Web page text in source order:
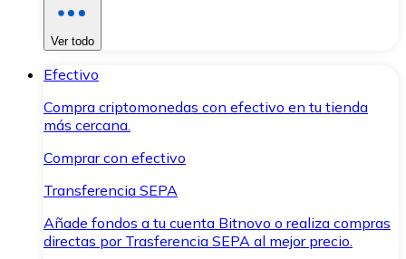
Ver todo
Efectivo
Compra criptomonedas con efectivo en tu tienda
más cercana.
Comprar con efectivo
Transferencia SEPA
Añade fondos a tu cuenta Bitnovo o realiza compras
directas por Trasferencia SEPA al mejor precio.